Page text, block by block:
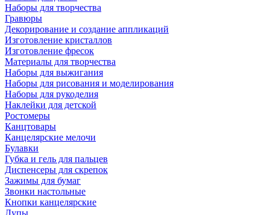
Наборы для творчества
Гравюры
Декорирование и создание аппликаций
Изготовление кристаллов
Изготовление фресок
Материалы для творчества
Наборы для выжигания
Наборы для рисования и моделирования
Наборы для рукоделия
Наклейки для детской
Ростомеры
Канцтовары
Канцелярские мелочи
Булавки
Губка и гель для пальцев
Диспенсеры для скрепок
Зажимы для бумаг
Звонки настольные
Кнопки канцелярские
Лупы